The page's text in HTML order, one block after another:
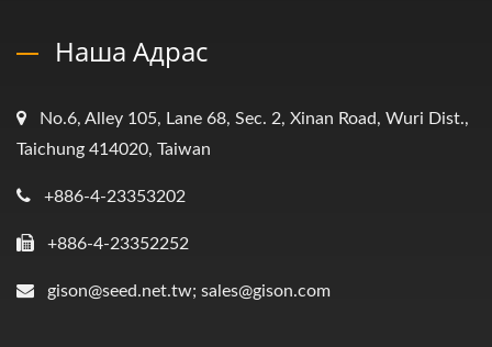
Наша Адрас
No.6, Alley 105, Lane 68, Sec. 2, Xinan Road, Wuri Dist.,
Taichung 414020, Taiwan
+886-4-23353202
+886-4-23352252
gison@seed.net.tw; sales@gison.com